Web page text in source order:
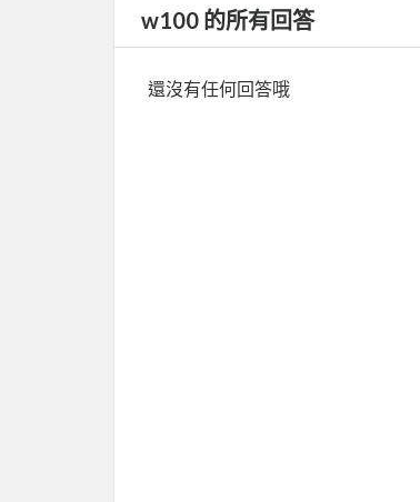
w100 的所有回答
還沒有任何回答哦